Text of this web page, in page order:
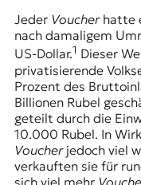
m
u
s
u
n
d
M
e
d
i
e
Jeder Voucher hatte
nach damaligem
US-Dollar.1 Dieser
privatisierende
Prozent des
Billionen Rubel
geteilt durch die
10.000 Rubel. In
Voucher jedoch viel
verkauften sie für
sich viel mehr